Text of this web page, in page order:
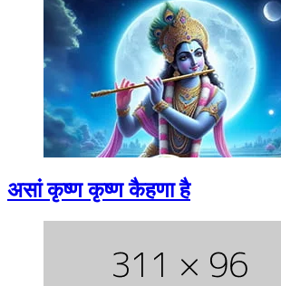
असां कृष्ण कृष्ण कैहणा है